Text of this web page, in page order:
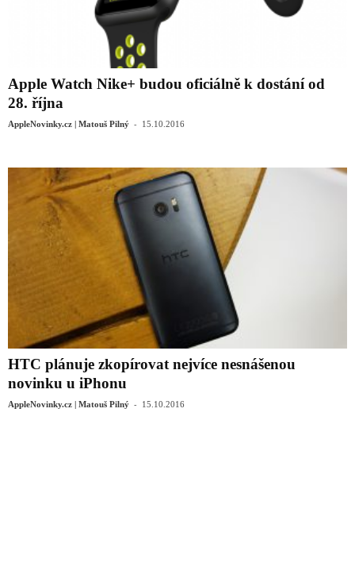
Apple Watch Nike+ budou oficiálně k dostání od
28. října
AppleNovinky.cz | Matouš Pilný - 15.10.2016
HTC plánuje zkopírovat nejvíce nesnášenou
novinku u iPhonu
AppleNovinky.cz | Matouš Pilný - 15.10.2016